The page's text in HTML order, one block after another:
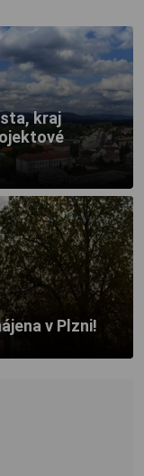
kraj
v Plzni!